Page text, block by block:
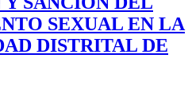
SEXUAL EN LA
DISTRITAL DE